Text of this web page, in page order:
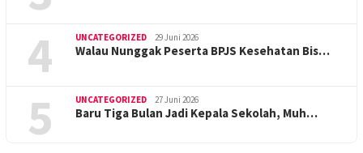
4 UNCATEGORIZED 29 Juni 2026
Walau Nunggak Peserta BPJS Kesehatan Bis…
5 UNCATEGORIZED 27 Juni 2026
Baru Tiga Bulan Jadi Kepala Sekolah, Muh…